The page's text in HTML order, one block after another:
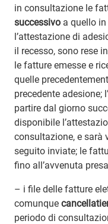
in consultazione le
successivo a quello
l’attestazione di
il recesso, sono rese
le fatture emesse e
quelle
precedente adesione;
partire dal giorno
disponibile
consultazione, e sarà
seguito inviate; le
fino all’avvenuta
– i file delle fatture
comunque
periodo di